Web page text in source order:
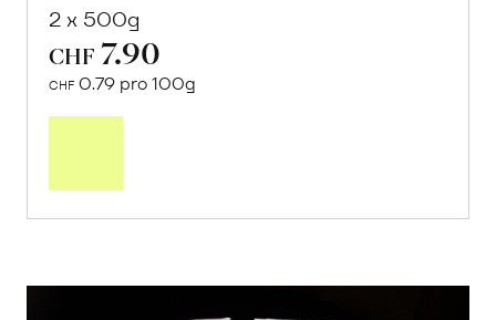
2 x 500g
CHF 7.90
CHF 0.79 pro 100g